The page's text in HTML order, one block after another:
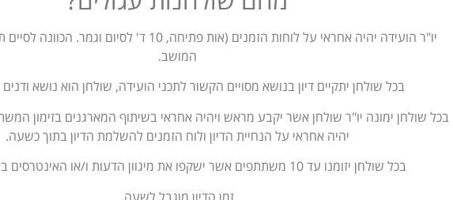
יו"ר הועידה יהיה אחראי על לוחות הזמנים (אות פתיחה, 10 ד'
המושב.
בכל שולחן יתקיים דיון בנושא מסויים הקשור לתכני הועידה, שולחן הוא נושא
בכל שולחן ימונה יו"ר שולחן אשר יקבע מראש ויהיה אחראי בשיתוף המארגנים בזימון
יהיה אחראי על הנחיית הדיון ולוח הזמנים להשלמת הדיון בתוך כשעה.
בכל שולחן יזומנו עד 10 משתתפים אשר ישקפו את מיגוון הדעות ו/או האינטרסים באותו נושא.
זמן הדיון מוגבל לשעה.